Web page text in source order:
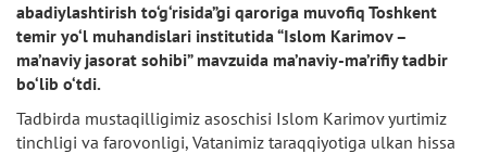
abadiylashtirish to‘g‘risida”gi qaroriga muvofiq Toshkent
temir yo‘l muhandislari institutida “Islom Karimov –
ma’naviy jasorat sohibi” mavzuida ma’naviy-ma’rifiy tadbir
bo‘lib o‘tdi.
Tadbirda mustaqilligimiz asoschisi Islom Karimov yurtimiz
tinchligi va farovonligi, Vatanimiz taraqqiyotiga ulkan hissa